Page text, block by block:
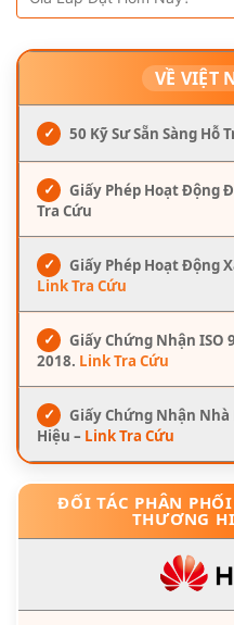
VỀ VIỆT
✓ 50 Kỹ Sư Sẵn Sàng Hỗ
✓
Giấy Phép Hoạt Động
Tra Cứu
✓
Giấy Phép Hoạt Động
Link Tra Cứu
✓
Giấy Chứng Nhận ISO
2018. Link Tra Cứu
✓
Giấy Chứng Nhận
Hiệu – Link Tra Cứu
ĐỐI TÁC PHÂN
THƯƠNG